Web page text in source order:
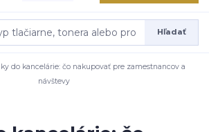
Hľadať
do kancelárie: čo nakupovať pre zamestnancov a
návštevy